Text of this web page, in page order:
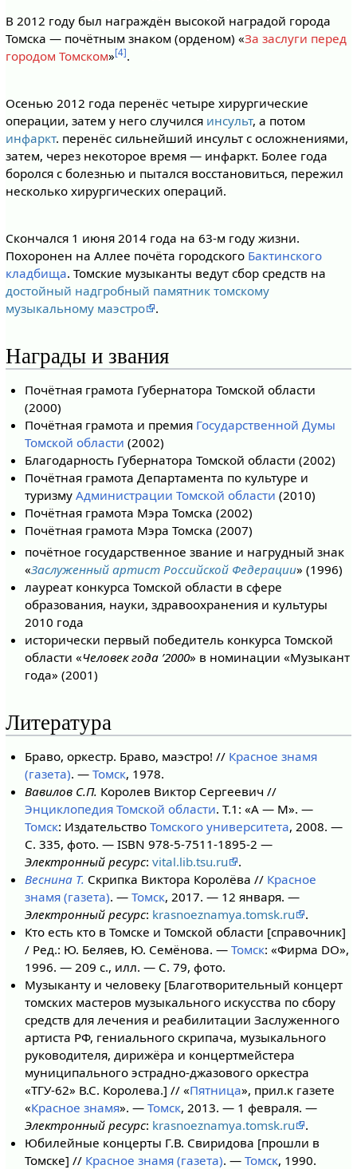
В 2012 году был награждён высокой наградой города
Томска — почётным знаком (орденом) «За заслуги перед
городом Томском»[4].
Осенью 2012 года перенёс четыре хирургические
операции, затем у него случился инсульт, а потом
инфаркт. перенёс сильнейший инсульт с осложнениями,
затем, через некоторое время — инфаркт. Более года
боролся с болезнью и пытался восстановиться, пережил
несколько хирургических операций.
Скончался 1 июня 2014 года на 63-м году жизни.
Похоронен на Аллее почёта городского Бактинского
кладбища. Томские музыканты ведут сбор средств на
достойный надгробный памятник томскому
музыкальному маэстро
.
Награды и звания
Почётная грамота Губернатора Томской области
(2000)
Почётная грамота и премия Государственной Думы
Томской области (2002)
Благодарность Губернатора Томской области (2002)
Почётная грамота Департамента по культуре и
туризмуАдминистрации Томской области (2010)
Почётная грамота Мэра Томска (2002)
Почётная грамота Мэра Томска (2007)
почётное государственное звание и нагрудный знак
«Заслуженный артист Российской Федерации» (1996)
лауреат конкурса Томской области в сфере
образования, науки, здравоохранения и культуры
2010 года
исторически первый победитель конкурса Томской
области «Человек года ’2000» в номинации «Музыкант
года» (2001)
Литература
Браво, оркестр. Браво, маэстро! // Красное знамя
(газета). —Томск, 1978.
Вавилов С.П. Королев Виктор Сергеевич //
Энциклопедия Томской области. Т.1: «А — М». —
Томск: ИздательствоТомского университета, 2008. —
С. 335, фото. — ISBN 978-5-7511-1895-2 —
Электронный ресурс:vital.lib.tsu.ru
.
Веснина Т. Скрипка Виктора Королёва // Красное
знамя (газета). —Томск, 2017. — 12 января. —
Электронный ресурс: krasnoeznamya.tomsk.ru
.
Кто есть кто в Томске и Томской области [справочник]
/ Ред.: Ю. Беляев, Ю. Семёнова. —Томск: «Фирма DO»,
1996. — 209 с., илл. — С. 79, фото.
Музыканту и человеку [Благотворительный концерт
томских мастеров музыкального искусства по сбору
средств для лечения и реабилитации Заслуженного
артиста РФ, гениального скрипача, музыкального
руководителя, дирижёра и концертмейстера
муниципального эстрадно-джазового оркестра
«ТГУ-62» В.С. Королева.] // «Пятница», прил.к газете
«Красное знамя». —Томск, 2013. — 1 февраля. —
Электронный ресурс: krasnoeznamya.tomsk.ru
.
Юбилейные концерты Г.В. Свиридова [прошли в
Томске] // Красное знамя (газета). —Томск, 1990.